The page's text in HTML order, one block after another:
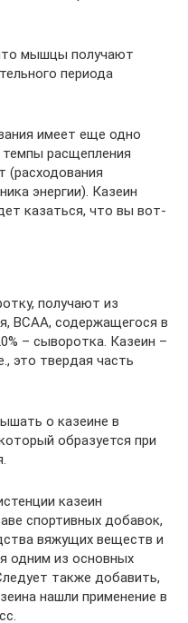
мышцы получают
периода
имеет еще одно
расщепления
(расходования
энергии). Казеин
казаться, что вы вот-
получают из
BCAA, содержащегося в
– сыворотка. Казеин –
это твердая часть
о казеине в
образуется при
казеин
спортивных добавок,
вяжущих веществ и
одним из основных
также добавить,
нашли применение в